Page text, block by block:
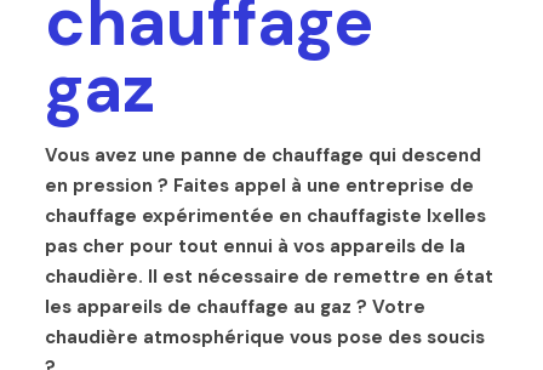
chauffage
gaz
Vous avez une panne de chauffage qui descend
en pression ? Faites appel à une entreprise de
chauffage expérimentée en chauffagiste Ixelles
pas cher pour tout ennui à vos appareils de la
chaudière. Il est nécessaire de remettre en état
les appareils de chauffage au gaz ? Votre
chaudière atmosphérique vous pose des soucis